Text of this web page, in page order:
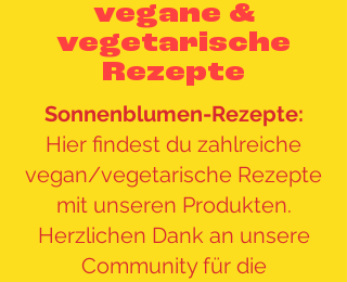
vegane &
vegetarische
Rezepte
Sonnenblumen-Rezepte:
Hier findest du zahlreiche
vegan/vegetarische Rezepte
mit unseren Produkten.
Herzlichen Dank an unsere
Community für die